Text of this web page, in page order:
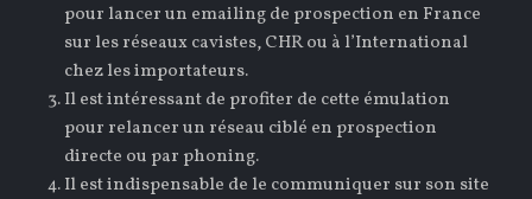
pour lancer un emailing de prospection en France
sur les réseaux cavistes, CHR ou à l’International
chez les importateurs.
Il est intéressant de profiter de cette émulation
pour relancer un réseau ciblé en prospection
directe ou par phoning.
Il est indispensable de le communiquer sur son site